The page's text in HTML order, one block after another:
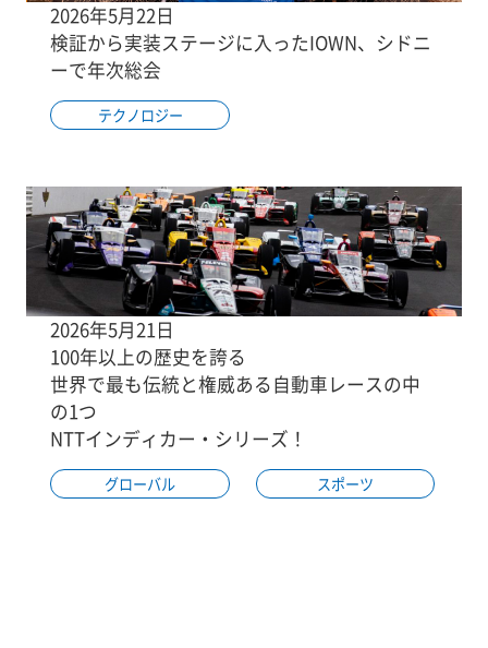
2026年5月22日
検証から実装ステージに入ったIOWN、シドニ
ーで年次総会
テクノロジー
2026年5月21日
100年以上の歴史を誇る
世界で最も伝統と権威ある自動車レースの中
の1つ
NTTインディカー・シリーズ！
グローバル スポーツ